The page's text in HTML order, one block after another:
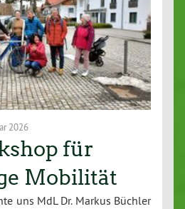
2026
für
Mobilität
uns MdL Dr. Markus Büchler